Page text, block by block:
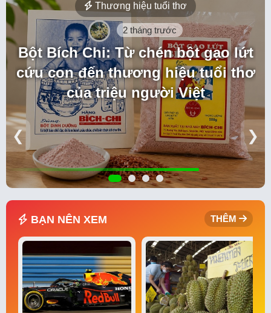
Thương hiệu tuổi thơ
2 tháng trước
Bột Bích Chi: Từ chén bột gạo lứt
cứu con đến thương hiệu tuổi thơ
của triệu người Việt
❮ ❯
BẠN NÊN XEM THÊM